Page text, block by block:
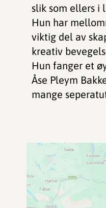
slik som ellers i
Hun har
viktig del av
kreativ
Hun fanger et
Åse Pleym
mange